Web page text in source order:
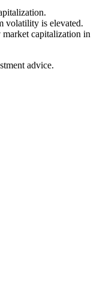
volatility is elevated.
capitalization in
advice.